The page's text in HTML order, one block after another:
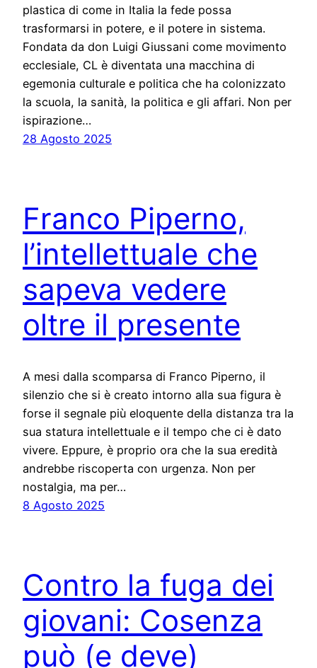
plastica di come in Italia la fede possa
trasformarsi in potere, e il potere in sistema.
Fondata da don Luigi Giussani come movimento
ecclesiale, CL è diventata una macchina di
egemonia culturale e politica che ha colonizzato
la scuola, la sanità, la politica e gli affari. Non per
ispirazione…
28 Agosto 2025
Franco Piperno,
l’intellettuale che
sapeva vedere
oltre il presente
A mesi dalla scomparsa di Franco Piperno, il
silenzio che si è creato intorno alla sua figura è
forse il segnale più eloquente della distanza tra la
sua statura intellettuale e il tempo che ci è dato
vivere. Eppure, è proprio ora che la sua eredità
andrebbe riscoperta con urgenza. Non per
nostalgia, ma per…
8 Agosto 2025
Contro la fuga dei
giovani: Cosenza
può (e deve)